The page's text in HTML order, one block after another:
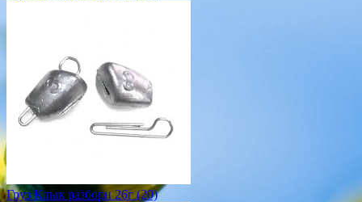
Груз Клык разборн 26г (20)